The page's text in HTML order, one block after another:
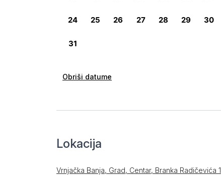
Obriši datume
Lokacija
Vrnjačka Banja, Grad, Centar, Branka Radičevića 1